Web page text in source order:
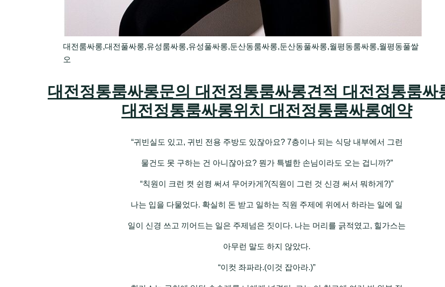
대전룸싸롱,대전풀싸롱,유성룸싸롱,유성풀싸롱,둔산동룸싸롱,둔산동풀싸롱,월평동룸싸롱,월평동풀쌀
오
대전정통룸싸롱문의 대전정통룸싸롱견적 대전정통룸싸
대전정통룸싸롱위치 대전정통룸싸롱예약
“귀빈실도 있고, 귀빈 전용 주방도 있잖아요? 7층이나 되는 식당 내부에서 그런
물건도 못 구하는 건 아니잖아요? 뭔가 특별한 손님이라도 오는 겁니까?”
“칙원이 크런 켯 쉰켱 써셔 무어카게?(직원이 그런 것 신경 써서 뭐하게?)”
나는 입을 다물었다. 확실히 돈 받고 일하는 직원 주제에 위에서 하라는 일에 일
일이 신경 쓰고 끼어드는 일은 주제넘은 짓이다. 나는 머리를 긁적였고, 힐가스는
아무런 말도 하지 않았다.
“이컷 좌파라.(이것 잡아라.)”